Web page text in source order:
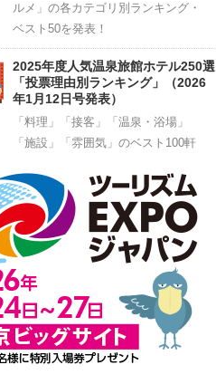
ルメ」の各カテゴリ別ランキング・
ベスト50を発表！
2025年度人気温泉旅館ホテル250選
「投票理由別ランキング」（2026
年1月12日号発表）
「料理」「接客」「温泉・浴場」
「施設」「雰囲気」のベスト100軒